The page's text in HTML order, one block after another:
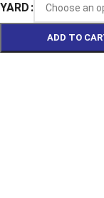
YARD
ADD TO